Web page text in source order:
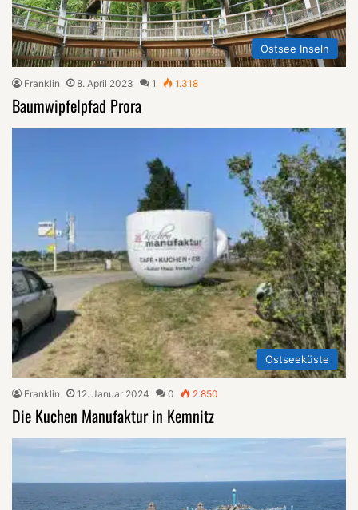
Ostsee Inseln
Franklin 8. April 2023 1 1.318
Baumwipfelpfad Prora
Ostseeküste
Franklin 12. Januar 2024 0 2.850
Die Kuchen Manufaktur in Kemnitz